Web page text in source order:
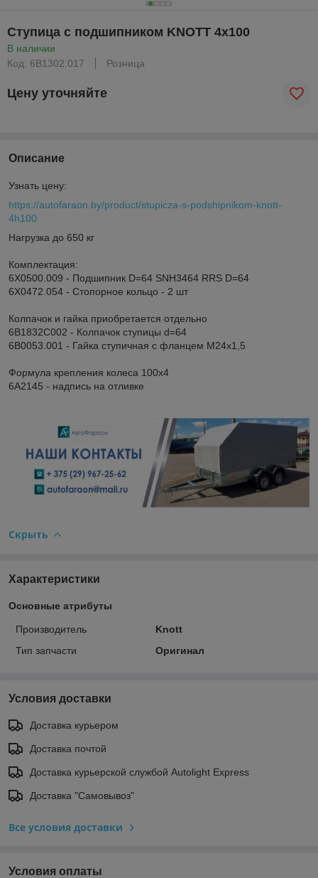
Ступица с подшипником KNOTT 4х100
В наличии
Код: 6B1302.017
Розница
Цену уточняйте
Описание
Узнать цену:
https://autofaraon.by/product/stupicza-s-podshipnikom-knott-
4h100
Нагрузка до 650 кг
Комплектация:
6X0500.009 - Подшипник D=64 SNH3464 RRS D=64
6X0472.054 - Стопорное кольцо - 2 шт
Колпачок и гайка приобретается отдельно
6B1832C002 - Колпачок ступицы d=64
6B0053.001 - Гайка ступичная с фланцем М24х1,5
Формула крепления колеса 100х4
6A2145 - надпись на отливке
Скрыть
Характеристики
Основные атрибуты
Производитель
Knott
Тип запчасти
Оригинал
Условия доставки
Доставка курьером
Доставка почтой
Доставка курьерской службой Autolight Express
Доставка "Самовывоз"
Все условия доставки
Условия оплаты